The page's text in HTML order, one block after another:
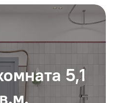
5,1